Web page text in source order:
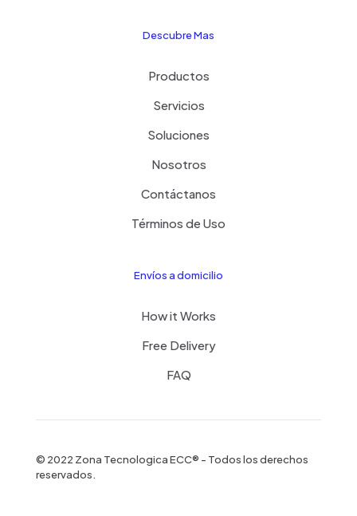
Descubre Mas
Productos
Servicios
Soluciones
Nosotros
Contáctanos
Términos de Uso
Envíos a domicilio
How it Works
Free Delivery
FAQ
© 2022 Zona Tecnologica ECC® - Todos los derechos
reservados.